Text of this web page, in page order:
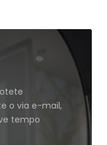
o via e-mail,
tempo